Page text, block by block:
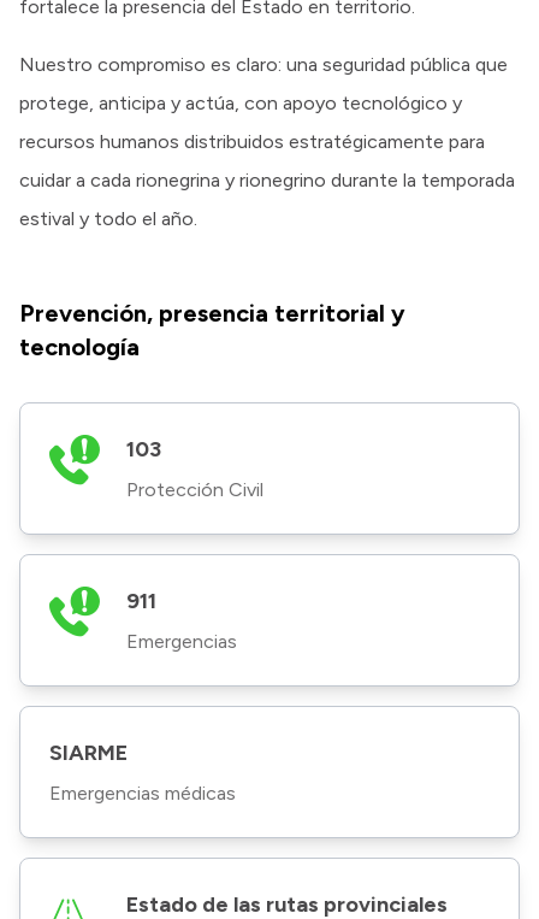
fortalece la presencia del Estado en territorio.
Nuestro compromiso es claro: una seguridad pública que
protege, anticipa y actúa, con apoyo tecnológico y
recursos humanos distribuidos estratégicamente para
cuidar a cada rionegrina y rionegrino durante la temporada
estival y todo el año.
Prevención, presencia territorial y
tecnología
103
Protección Civil
911
Emergencias
SIARME
Emergencias médicas
Estado de las rutas provinciales